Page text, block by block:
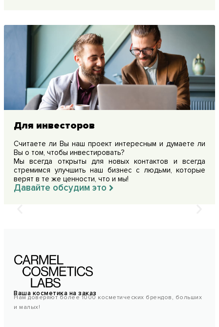
Для инвесторов
Считаете ли Вы наш проект интересным и думаете ли
Вы о том, чтобы инвестировать?
Мы всегда открыты для новых контактов и всегда
стремимся улучшить наш бизнес с людьми, которые
верят в те же ценности, что и мы!
Давайте обсудим это
Ваша косметика на заказ
Нам доверяют более 1000 косметических брендов, больших
и малых!